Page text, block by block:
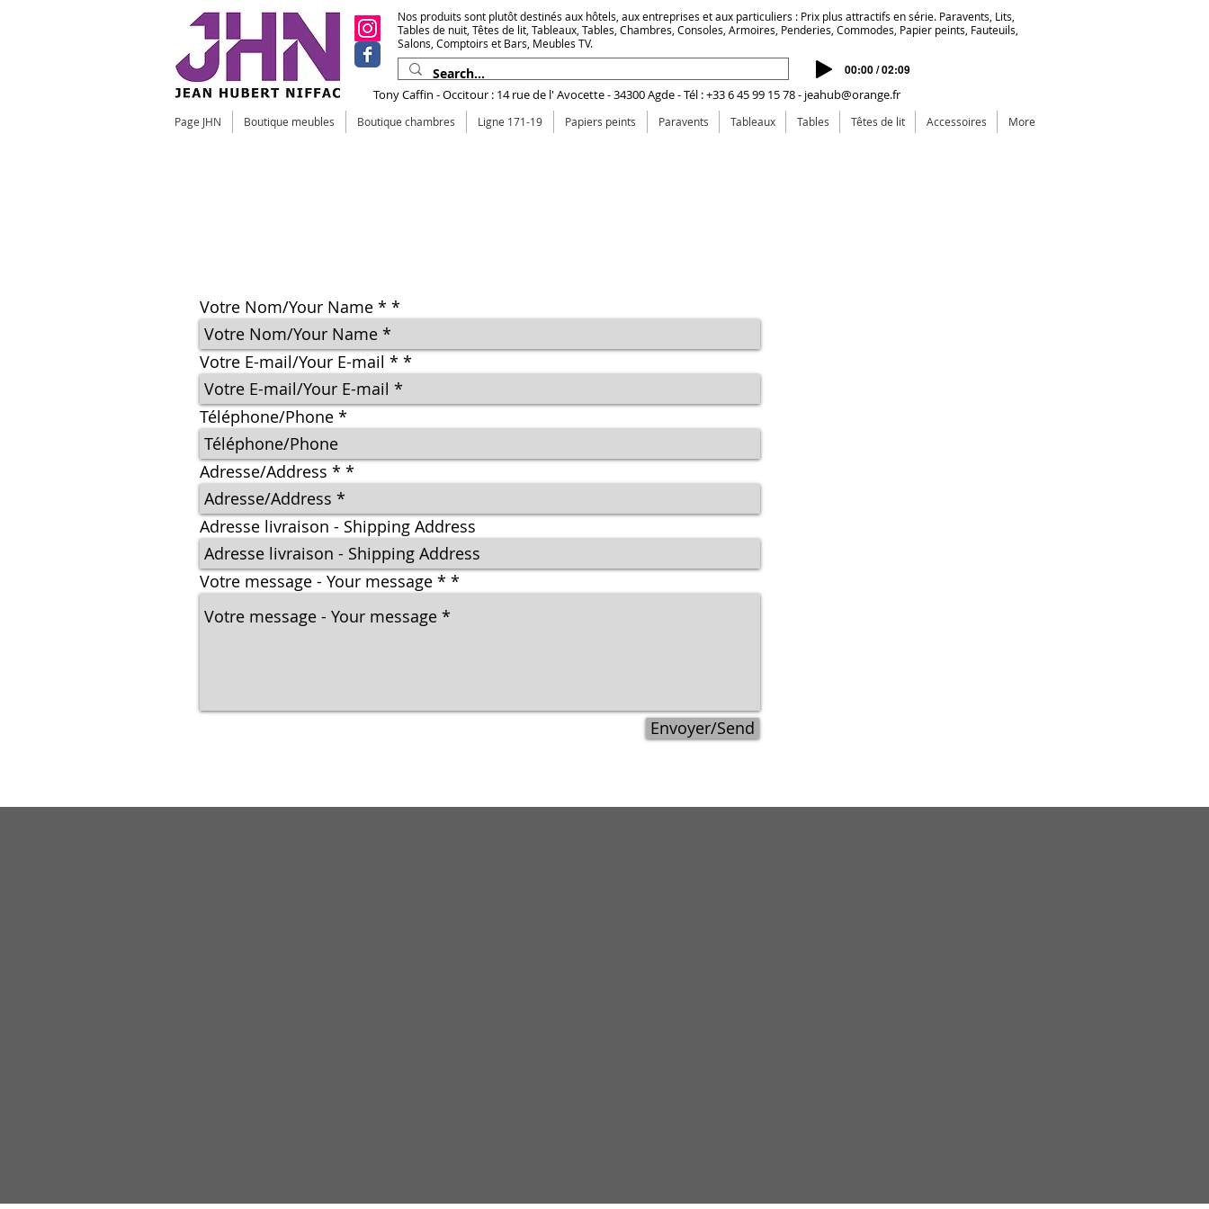
Nos produits sont plutôt destinés aux hôtels, aux entreprises et aux particuliers : Prix plus attractifs en série. Paravents, Lits,
Tables de nuit, Têtes de lit, Tableaux, Tables, Chambres, Consoles, Armoires, Penderies, Commodes, Papier peints, Fauteuils,
Salons, Comptoirs et Bars, Meubles TV.
00:00 / 02:09
Tony Caffin - Occitour : 14 rue de l' Avocette - 34300 Agde - Tél : +33 6 45 99 15 78 - jeahub@orange.fr
Page JHN Boutique meubles Boutique chambres Ligne 171-19 Papiers peints Paravents Tableaux Tables Têtes de lit Accessoires More
Votre Nom/Your Name *
Votre E-mail/Your E-mail *
Téléphone/Phone
Adresse/Address *
Adresse livraison - Shipping Address
Votre message - Your message *
Envoyer/Send